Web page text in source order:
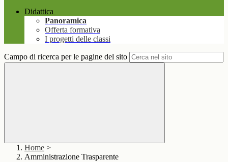
Didattica
Panoramica
Offerta formativa
I progetti delle classi
Campo di ricerca per le pagine del sito
Home >
Amministrazione Trasparente